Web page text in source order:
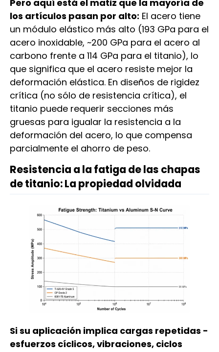
Pero aquí está el matiz que la mayoría de
los artículos pasan por alto: El acero tiene
un módulo elástico más alto (193 GPa para el
acero inoxidable, ~200 GPa para el acero al
carbono frente a 114 GPa para el titanio), lo
que significa que el acero resiste mejor la
deformación elástica. En diseños de rigidez
crítica (no sólo de resistencia crítica), el
titanio puede requerir secciones más
gruesas para igualar la resistencia a la
deformación del acero, lo que compensa
parcialmente el ahorro de peso.
Resistencia a la fatiga de las chapas
de titanio: La propiedad olvidada
Si su aplicación implica cargas repetidas -
esfuerzos cíclicos, vibraciones, ciclos